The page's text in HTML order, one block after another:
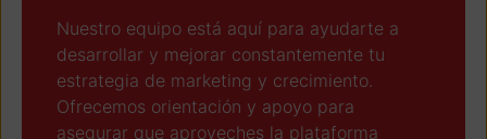
Nuestro equipo está aquí para ayudarte a
desarrollar y mejorar constantemente tu
estrategia de marketing y crecimiento.
Ofrecemos orientación y apoyo para
asegurar que aproveches la plataforma